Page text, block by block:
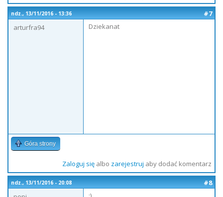
ndz., 13/11/2016 - 13:36
#7
arturfra94
Dziekanat
Góra strony
Zaloguj sięalbo zarejestruj aby dodać komentarz
ndz., 13/11/2016 - 20:08
#8